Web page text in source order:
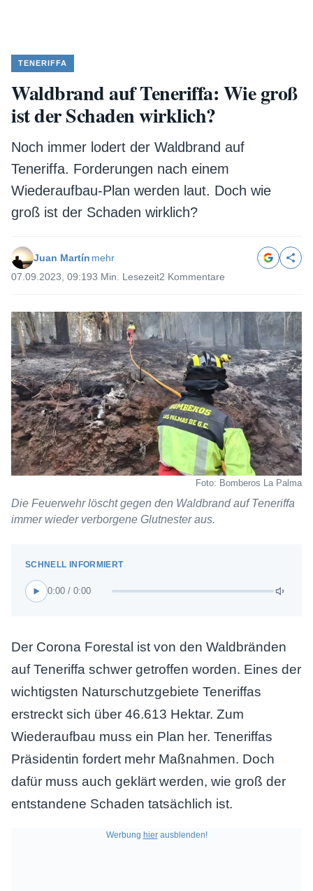
TENERIFFA
Waldbrand auf Teneriffa: Wie groß
ist der Schaden wirklich?
Noch immer lodert der Waldbrand auf
Teneriffa. Forderungen nach einem
Wiederaufbau-Plan werden laut. Doch wie
groß ist der Schaden wirklich?
Juan Martín mehr
07.09.2023, 09:193 Min. Lesezeit2 Kommentare
Foto: Bomberos La Palma
Die Feuerwehr löscht gegen den Waldbrand auf Teneriffa
immer wieder verborgene Glutnester aus.
0:00 / 0:00
Der Corona Forestal ist von den Waldbränden
auf Teneriffa schwer getroffen worden. Eines der
wichtigsten Naturschutzgebiete Teneriffas
erstreckt sich über 46.613 Hektar. Zum
Wiederaufbau muss ein Plan her. Teneriffas
Präsidentin fordert mehr Maßnahmen. Doch
dafür muss auch geklärt werden, wie groß der
entstandene Schaden tatsächlich ist.
Werbung hierausblenden!